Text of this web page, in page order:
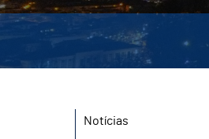
Notícias